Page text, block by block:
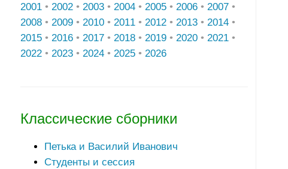
2001 • 2002 • 2003 • 2004 • 2005 • 2006 • 2007 •
2008 • 2009 • 2010 • 2011 • 2012 • 2013 • 2014 •
2015 • 2016 • 2017 • 2018 • 2019 • 2020 • 2021 •
2022 • 2023 • 2024 • 2025 • 2026
Классические сборники
Петька и Василий Иванович
Студенты и сессия